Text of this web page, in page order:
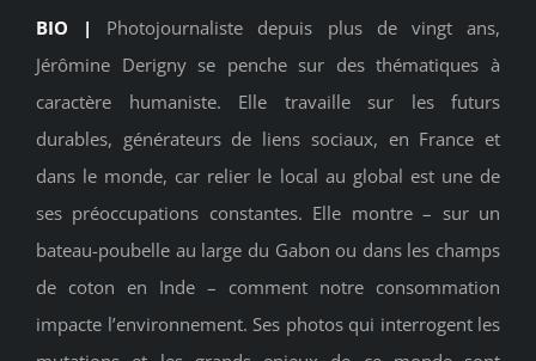
BIO |
Photojournaliste depuis plus de vingt ans,
Jérômine Derigny se penche sur des thématiques à
caractère humaniste. Elle travaille sur les futurs
durables, générateurs de liens sociaux, en France et
dans le monde, car relier le local au global est une de
ses préoccupations constantes. Elle montre – sur un
bateau-poubelle au large du Gabon ou dans les champs
de coton en Inde – comment notre consommation
impacte l’environnement. Ses photos qui interrogent les